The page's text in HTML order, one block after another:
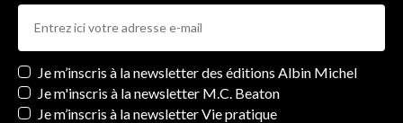
Newsletters
Je m’inscris à la newsletter des éditions Albin Michel
Je m'inscris à la newsletter M.C. Beaton
Je m’inscris à la newsletter Vie pratique